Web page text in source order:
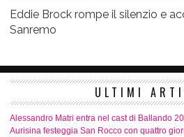
Eddie Brock rompe il silenzio e
Sanremo
ULTIMI
Alessandro Matri entra nel cast di Ballando
Aurisina festeggia San Rocco con quattro